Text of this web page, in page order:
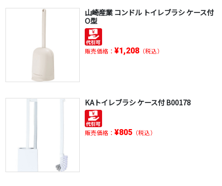
山崎産業 コンドル トイレブラシ ケース付
O型
販売価格： ¥1,208（税込）
KAトイレブラシ ケース付 B00178
販売価格： ¥805（税込）